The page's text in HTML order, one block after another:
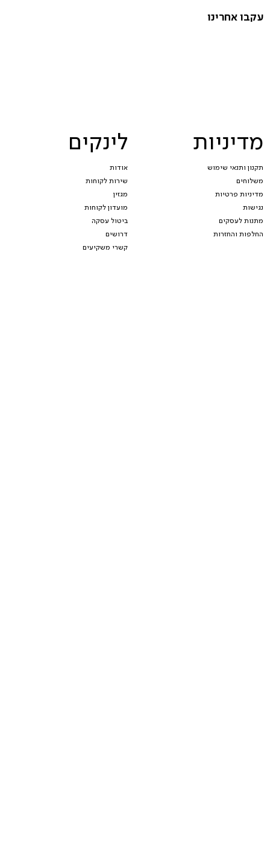
מדיניות
תקנון ותנאי שימוש
משלוחים
מדיניות פרטיות
נגישות
מתנות לעסקים
החלפות והחזרות
לינקים
אודות
שירות לקוחות
מגזין
מועדון לקוחות
ביטול עסקה
דרושים
קשרי משקיעים
עקבו אחרינו